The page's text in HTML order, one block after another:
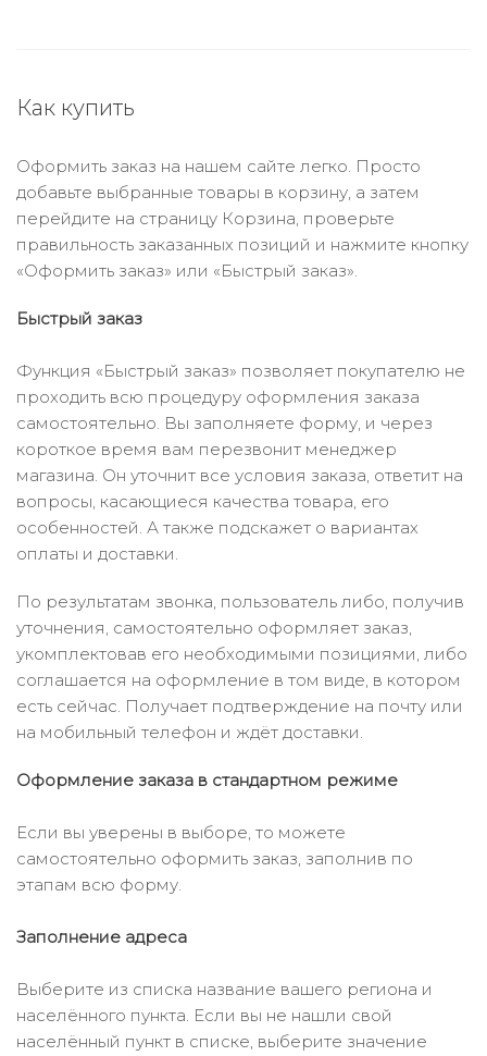
Как купить
Оформить заказ на нашем сайте легко. Просто
добавьте выбранные товары в корзину, а затем
перейдите на страницу Корзина, проверьте
правильность заказанных позиций и нажмите кнопку
«Оформить заказ» или «Быстрый заказ».
Быстрый заказ
Функция «Быстрый заказ» позволяет покупателю не
проходить всю процедуру оформления заказа
самостоятельно. Вы заполняете форму, и через
короткое время вам перезвонит менеджер
магазина. Он уточнит все условия заказа, ответит на
вопросы, касающиеся качества товара, его
особенностей. А также подскажет о вариантах
оплаты и доставки.
По результатам звонка, пользователь либо, получив
уточнения, самостоятельно оформляет заказ,
укомплектовав его необходимыми позициями, либо
соглашается на оформление в том виде, в котором
есть сейчас. Получает подтверждение на почту или
на мобильный телефон и ждёт доставки.
Оформление заказа в стандартном режиме
Если вы уверены в выборе, то можете
самостоятельно оформить заказ, заполнив по
этапам всю форму.
Заполнение адреса
Выберите из списка название вашего региона и
населённого пункта. Если вы не нашли свой
населённый пункт в списке, выберите значение